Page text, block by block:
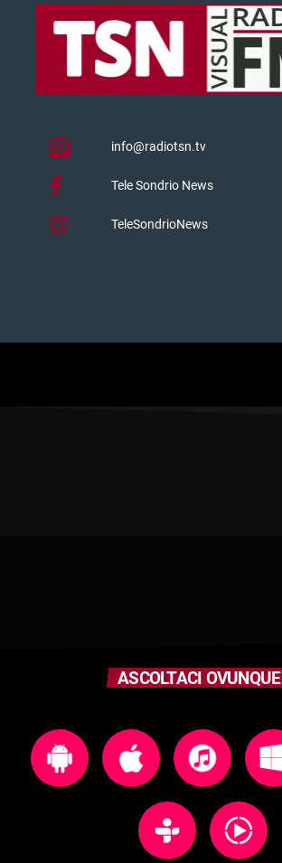
info@radiotsn.tv
Tele Sondrio News
TeleSondrioNews
ASCOLTACI OVUNQUE